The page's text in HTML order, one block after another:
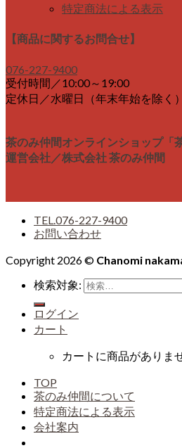
特定商法による表示
【商品に関するお問合せ】
076-227-9400
受付時間／10:00～19:00
定休日／水曜日（年末年始を除く）
茶のみ仲間オンラインショップ「
運営会社／株式会社 茶のみ仲間
TEL.076-227-9400
お問い合わせ
Copyright 2026 © Chanomi
検索対象:
ログイン
カート
カートに商品がありま
TOP
茶のみ仲間について
特定商法による表示
会社案内